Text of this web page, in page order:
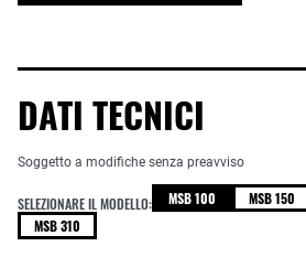
DATI TECNICI
Soggetto a modifiche senza preavviso
SELEZIONARE IL MODELLO: MSB 100 MSB 150
MSB 310